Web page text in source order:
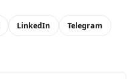
LinkedIn Telegram